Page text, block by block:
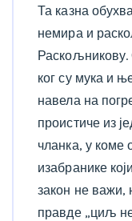
Та казна
немира и
ког су мука и
навела на
проистиче из
чланка, у коме
изабранике
закон не важи,
правде „циљ